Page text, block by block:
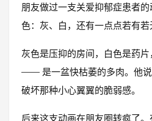
朋友做过一支关爱抑郁症患者
色：灰、白，还有一点点若有若
灰色是压抑的房间，白色是药
—— 是一盆快枯萎的多肉。他
破坏那种小心翼翼的脆弱感。
后来这支动画在朋友圈转疯了